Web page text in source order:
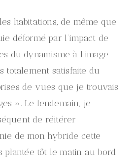
habitations, de même que
déformé par l’impact de
du dynamisme à l’image
totalement satisfaite du
de vues que je trouvais
». Le lendemain, je
de réitérer
de mon hybride cette
plantée tôt le matin au bord